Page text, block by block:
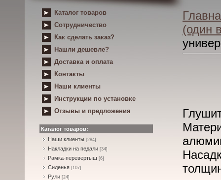
Каталог товаров
Сотрудничество
Как сделать заказ?
Нашли дешевле?
Доставка и оплата
Контакты
Наши клиенты
Инструкции по установке
Отзывы и предложения
Каталог товаров:
Наши клиенты [284]
Накладки на педали [34]
Рамка-перевертыш [6]
Сиденья [107]
Рули [24]
(один